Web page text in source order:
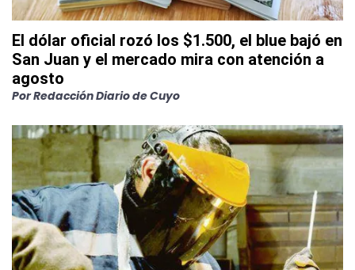
El dólar oficial rozó los $1.500, el blue bajó en
San Juan y el mercado mira con atención a
agosto
PorRedacción Diario de Cuyo